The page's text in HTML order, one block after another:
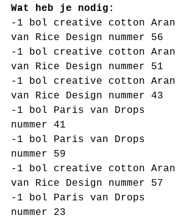
Wat heb je nodig:
-1 bol creative cotton Aran
van Rice Design nummer 56
-1 bol creative cotton Aran
van Rice Design nummer 51
-1 bol creative cotton Aran
van Rice Design nummer 43
-1 bol Paris van Drops
nummer 41
-1 bol Paris van Drops
nummer 59
-1 bol creative cotton Aran
van Rice Design nummer 57
-1 bol Paris van Drops
nummer 23